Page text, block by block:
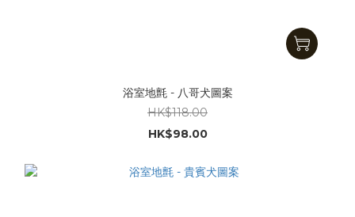
浴室地氈 - 八哥犬圖案
HK$118.00
HK$98.00